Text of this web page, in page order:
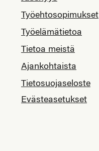
Työehtosopimukset
Työelämätietoa
Tietoa meistä
Ajankohtaista
Tietosuojaseloste
Evästeasetukset